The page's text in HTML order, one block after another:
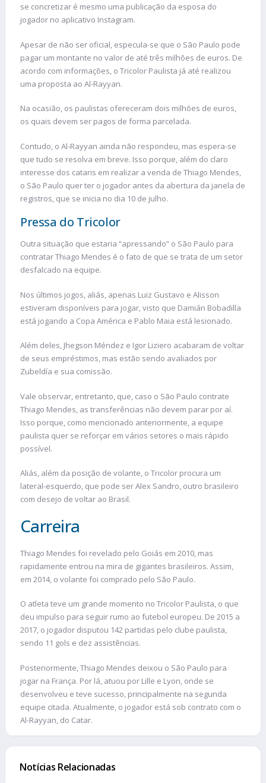
se concretizar é mesmo uma publicação da esposa do
jogador no aplicativo Instagram.
Apesar de não ser oficial, especula-se que o São Paulo pode
pagar um montante no valor de até três milhões de euros. De
acordo com informações, o Tricolor Paulista já até realizou
uma proposta ao Al-Rayyan.
Na ocasião, os paulistas ofereceram dois milhões de euros,
os quais devem ser pagos de forma parcelada.
Contudo, o Al-Rayyan ainda não respondeu, mas espera-se
que tudo se resolva em breve. Isso porque, além do claro
interesse dos cataris em realizar a venda de Thiago Mendes,
o São Paulo quer ter o jogador antes da abertura da janela de
registros, que se inicia no dia 10 de julho.
Pressa do Tricolor
Outra situação que estaria “apressando” o São Paulo para
contratar Thiago Mendes é o fato de que se trata de um setor
desfalcado na equipe.
Nos últimos jogos, aliás, apenas Luiz Gustavo e Alisson
estiveram disponíveis para jogar, visto que Damián Bobadilla
está jogando a Copa América e Pablo Maia está lesionado.
Além deles, Jhegson Méndez e Igor Liziero acabaram de voltar
de seus empréstimos, mas estão sendo avaliados por
Zubeldía e sua comissão.
Vale observar, entretanto, que, caso o São Paulo contrate
Thiago Mendes, as transferências não devem parar por aí.
Isso porque, como mencionado anteriormente, a equipe
paulista quer se reforçar em vários setores o mais rápido
possível.
Aliás, além da posição de volante, o Tricolor procura um
lateral-esquerdo, que pode ser Alex Sandro, outro brasileiro
com desejo de voltar ao Brasil.
Carreira
Thiago Mendes foi revelado pelo Goiás em 2010, mas
rapidamente entrou na mira de gigantes brasileiros. Assim,
em 2014, o volante foi comprado pelo São Paulo.
O atleta teve um grande momento no Tricolor Paulista, o que
deu impulso para seguir rumo ao futebol europeu. De 2015 a
2017, o jogador disputou 142 partidas pelo clube paulista,
sendo 11 gols e dez assistências.
Posteriormente, Thiago Mendes deixou o São Paulo para
jogar na França. Por lá, atuou por Lille e Lyon, onde se
desenvolveu e teve sucesso, principalmente na segunda
equipe citada. Atualmente, o jogador está sob contrato com o
Al-Rayyan, do Catar.
Notícias Relacionadas